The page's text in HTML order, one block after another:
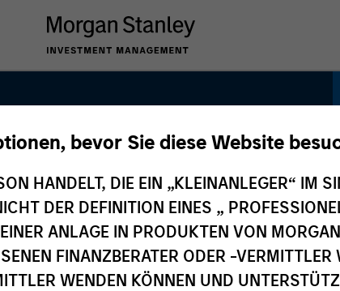
bevor Sie diese Website
HANDELT, DIE EIN „KLEINANLEGER“ IM
DER DEFINITION EINES „
ANLAGE IN PRODUKTEN VON
FINANZBERATER ODER -
WENDEN KÖNNEN UND
Strategy